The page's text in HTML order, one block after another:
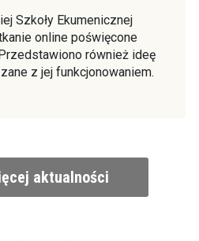
Szkoły Ekumenicznej
online poświęcone
również ideę
z jej funkcjonowaniem.
aktualności